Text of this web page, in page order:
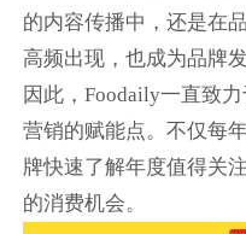
的内容传播中，还是在
高频出现，也成为品牌
因此，Foodaily一直致
营销的赋能点。不仅每
牌快速了解年度值得关
的消费机会。